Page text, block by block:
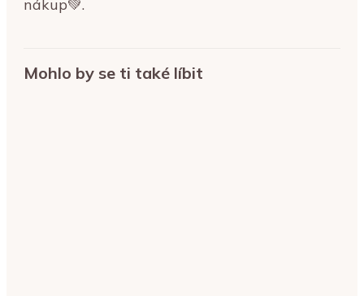
nákup💚.
Mohlo by se ti také líbit